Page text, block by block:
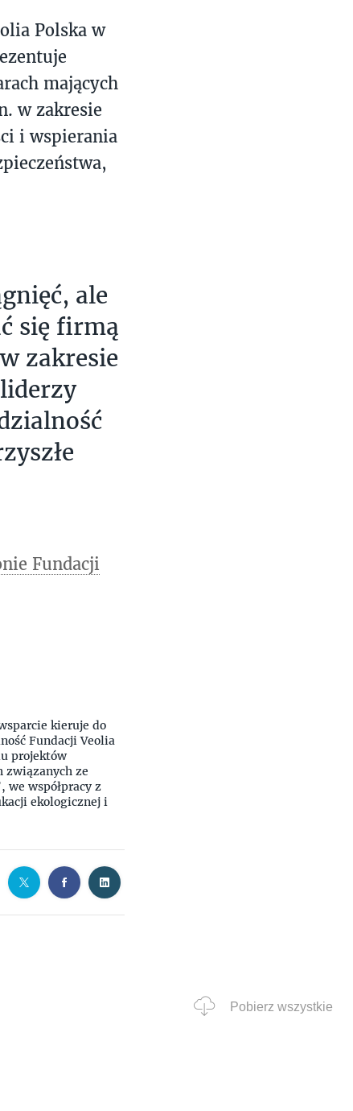
Polska w
mających
w zakresie
i wspierania
ale
się firmą
zakresie
Fundacji
kieruje do
Fundacji Veolia
projektów
związanych ze
we współpracy z
ekologicznej i
Pobierz wszystkie